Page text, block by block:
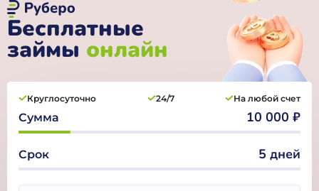
Бесплатные
займы онлайн
Круглосуточно 24/7 На любой счет
Сумма 10 000 ₽
Срок 5 дней